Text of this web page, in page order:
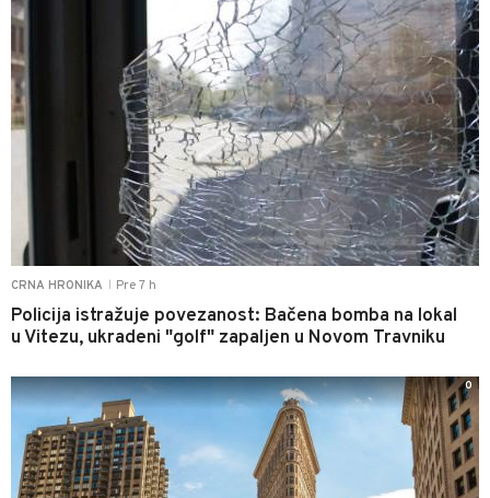
CRNA HRONIKA Pre 7 h
Policija istražuje povezanost: Bačena bomba na lokal
u Vitezu, ukradeni "golf" zapaljen u Novom Travniku
0